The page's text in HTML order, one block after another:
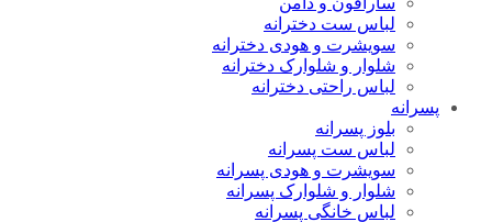
لباس ست دخترانه
سویشرت و هودی دخترانه
شلوار و شلوارک دخترانه
لباس راحتی دخترانه
پسرانه
بلوز پسرانه
لباس ست پسرانه
سویشرت و هودی پسرانه
شلوار و شلوارک پسرانه
لباس خانگی پسرانه